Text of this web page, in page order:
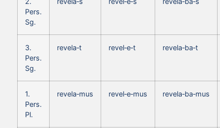
Pers.
Sg.
3.
Pers.
Sg.
revela‑t revel‑e‑t revela‑ba‑t
1.
Pers.
Pl.
revela‑mus revel‑e‑mus revela‑ba‑mus